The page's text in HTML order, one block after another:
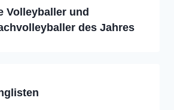
Volleyballer und
des Jahres